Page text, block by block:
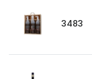
3483